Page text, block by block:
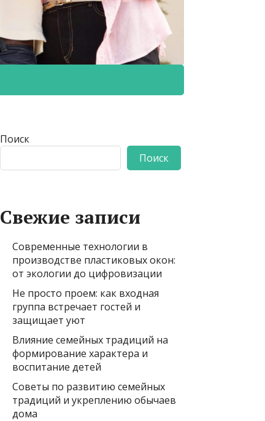
Поиск
Поиск
Свежие записи
Современные технологии в
производстве пластиковых окон:
от экологии до цифровизации
Не просто проем: как входная
группа встречает гостей и
защищает уют
Влияние семейных традиций на
формирование характера и
воспитание детей
Советы по развитию семейных
традиций и укреплению обычаев
дома